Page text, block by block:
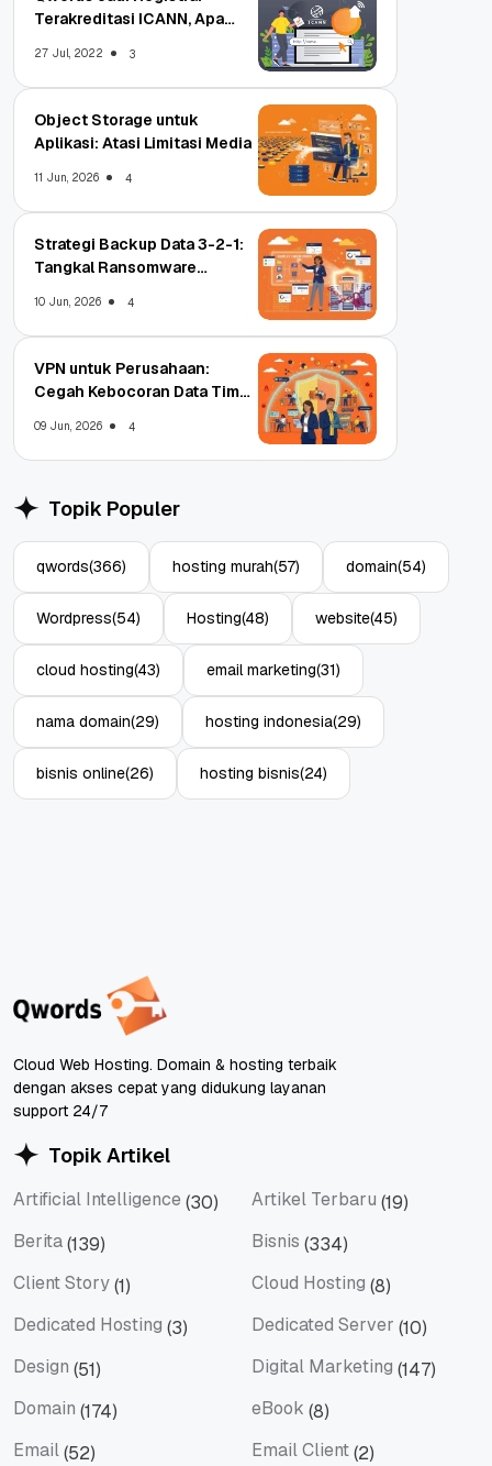
Terakreditasi ICANN, Apa
27 Jul, 2022 3
Object Storage untuk
Aplikasi: Atasi Limitasi Media
11 Jun, 2026 4
Strategi Backup Data 3-2-1:
Tangkal Ransomware
10 Jun, 2026 4
VPN untuk Perusahaan:
Cegah Kebocoran Data Tim
09 Jun, 2026 4
Topik Populer
qwords(366) hosting murah(57) domain(54)
Wordpress(54) Hosting(48) website(45)
cloud hosting(43) email marketing(31)
nama domain(29) hosting indonesia(29)
bisnis online(26) hosting bisnis(24)
Cloud Web Hosting. Domain & hosting terbaik
dengan akses cepat yang didukung layanan
support 24/7
Topik Artikel
Artificial Intelligence (30) Artikel Terbaru (19)
Berita(139) Bisnis (334)
Client Story(1) Cloud Hosting (8)
Dedicated Hosting (3) Dedicated Server (10)
Design (51) Digital Marketing (147)
Domain (174) eBook (8)
Email(52) Email Client(2)